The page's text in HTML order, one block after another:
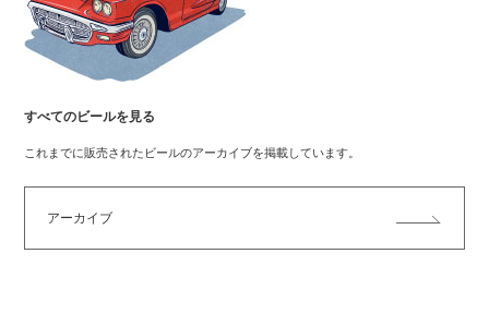
すべてのビールを見る
これまでに販売されたビールのアーカイブを掲載しています。
アーカイブ